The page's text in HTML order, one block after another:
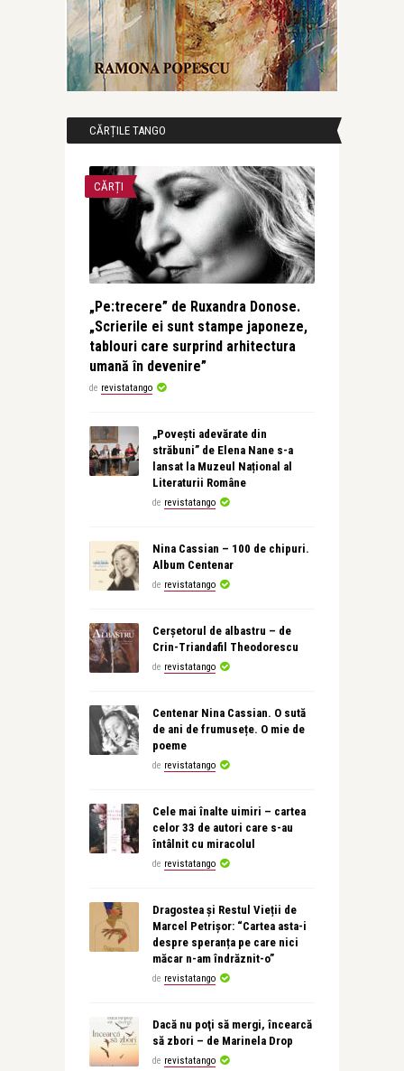
CĂRȚILE TANGO
CĂRȚI
„Pe:trecere” de Ruxandra Donose.
„Scrierile ei sunt stampe japoneze,
tablouri care surprind arhitectura
umană în devenire”
de revistatango
„Povești adevărate din
străbuni” de Elena Nane s-a
lansat la Muzeul Național al
Literaturii Române
de revistatango
Nina Cassian – 100 de chipuri.
Album Centenar
de revistatango
Cerșetorul de albastru – de
Crin-Triandafil Theodorescu
de revistatango
Centenar Nina Cassian. O sută
de ani de frumusețe. O mie de
poeme
de revistatango
Cele mai înalte uimiri – cartea
celor 33 de autori care s-au
întâlnit cu miracolul
de revistatango
Dragostea și Restul Vieții de
Marcel Petrișor: “Cartea asta-i
despre speranța pe care nici
măcar n-am îndrăznit-o”
de revistatango
Dacă nu poţi să mergi, încearcă
să zbori – de Marinela Drop
de revistatango